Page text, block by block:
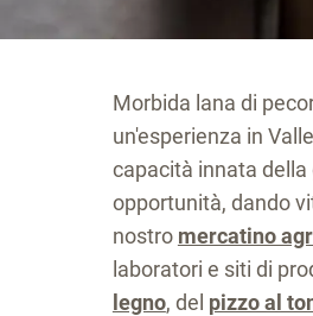
Morbida lana di
un'esperienza in
capacità innata
opportunità, dando
nostro mercatino
laboratori e siti di
legno, del pizzo al